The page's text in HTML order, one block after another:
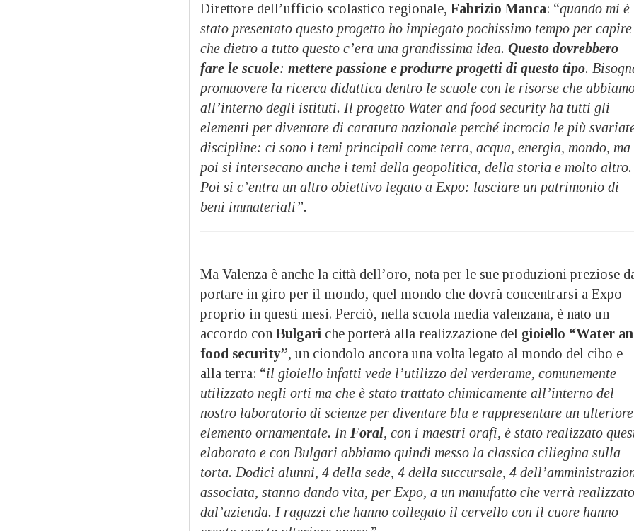
Direttore dell’ufficio scolastico regionale, Fabrizio Manca: “quando mi è
stato presentato questo progetto ho impiegato pochissimo tempo per capire
che dietro a tutto questo c’era una grandissima idea. Questo dovrebbero
fare le scuole: mettere passione e produrre progetti di questo tipo.
promuovere la ricerca didattica dentro le scuole con le risorse che
all’interno degli istituti. Il progetto Water and food security ha tutti gli
elementi per diventare di caratura nazionale perché incrocia le più
discipline: ci sono i temi principali come terra, acqua, energia, mondo, ma
poi si intersecano anche i temi della geopolitica, della storia e molto altro.
Poi si c’entra un altro obiettivo legato a Expo: lasciare un patrimonio di
beni immateriali”.
Ma Valenza è anche la città dell’oro, nota per le sue produzioni preziose
portare in giro per il mondo, quel mondo che dovrà concentrarsi a Expo
proprio in questi mesi. Perciò, nella scuola media valenzana, è nato un
accordo con Bulgari che porterà alla realizzazione del gioiello “Water
food security”, un ciondolo ancora una volta legato al mondo del cibo e
alla terra: “il gioiello infatti vede l’utilizzo del verderame, comunemente
utilizzato negli orti ma che è stato trattato chimicamente all’interno del
nostro laboratorio di scienze per diventare blu e rappresentare un ulteriore
elemento ornamentale. In Foral, con i maestri orafi, è stato realizzato
elaborato e con Bulgari abbiamo quindi messo la classica ciliegina sulla
torta. Dodici alunni, 4 della sede, 4 della succursale, 4
associata, stanno dando vita, per Expo, a un manufatto che verrà realizzato
dal’azienda. I ragazzi che hanno collegato il cervello con il cuore hanno